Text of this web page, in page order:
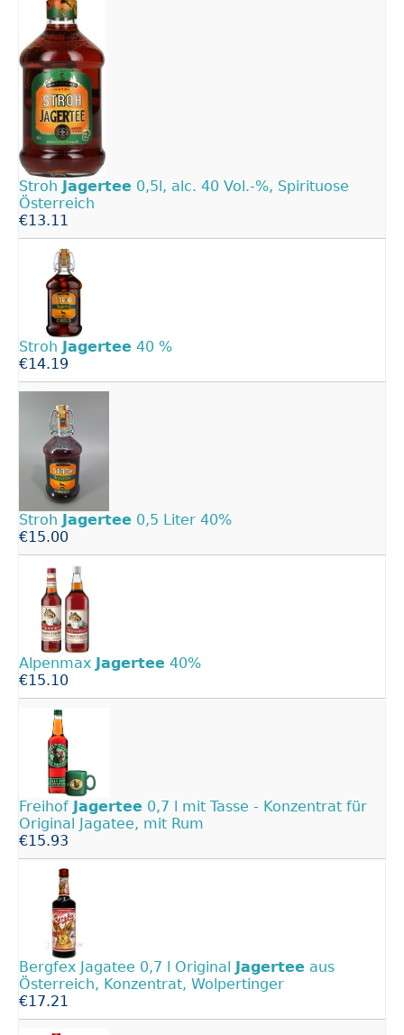
Stroh Jagertee 0,5l, alc. 40 Vol.-%, Spirituose
Österreich
€13.11
Stroh Jagertee 40 %
€14.19
Stroh Jagertee 0,5 Liter 40%
€15.00
Alpenmax Jagertee 40%
€15.10
Freihof Jagertee 0,7 l mit Tasse - Konzentrat für
Original Jagatee, mit Rum
€15.93
Bergfex Jagatee 0,7 l Original Jagertee aus
Österreich, Konzentrat, Wolpertinger
€17.21